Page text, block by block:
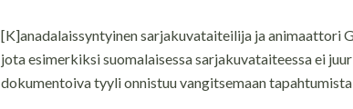
[K]anadalaissyntyinen sarjakuvataiteilija ja animaattori
jota esimerkiksi suomalaisessa sarjakuvataiteessa ei
dokumentoiva tyyli onnistuu vangitsemaan